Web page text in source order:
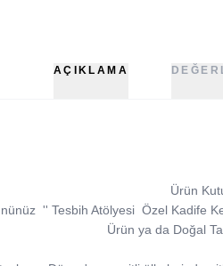
AÇIKLAMA
Ürün
'' Tesbih AtölyesiÖzel Kadife
Ürün ya da Doğal